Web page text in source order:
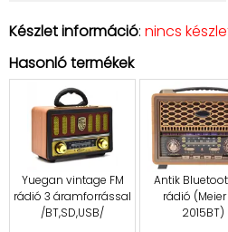
Készlet információ: nincs
Hasonló termékek
Yuegan vintage FM
rádió 3 áramforrással
/BT,SD,USB/
Antik
rádió
2015BT)